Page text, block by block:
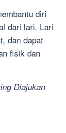
diri
dari lari. Lari
dan dapat
fisik dan
Diajukan